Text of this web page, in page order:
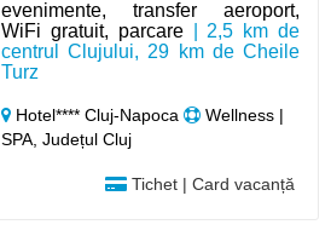
evenimente, transfer aeroport,
WiFi gratuit, parcare| 2,5 km de
centrul Clujului, 29 km de Cheile
Turz
Hotel**** Cluj-Napoca
Wellness |
SPA, Județul Cluj
Tichet | Card vacanță